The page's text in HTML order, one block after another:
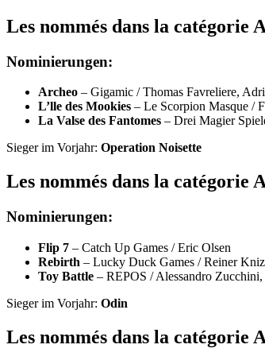
Les nommés dans la catégorie
Nominierungen:
Archeo – Gigamic / Thomas Favreliere,
L’lle des Mookies – Le Scorpion Masque /
La Valse des Fantomes – Drei Magier
Sieger im Vorjahr: Operation Noisette
Les nommés dans la catégorie
Nominierungen:
Flip 7 – Catch Up Games / Eric Olsen
Rebirth – Lucky Duck Games / Reiner
Toy Battle – REPOS / Alessandro
Sieger im Vorjahr: Odin
Les nommés dans la catégorie